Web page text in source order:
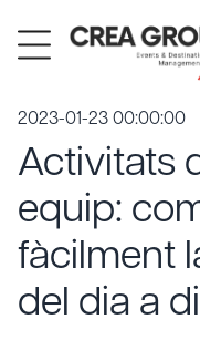
2023-01-23 00:00:00
Activitats
equip:
fàcilment
del dia a